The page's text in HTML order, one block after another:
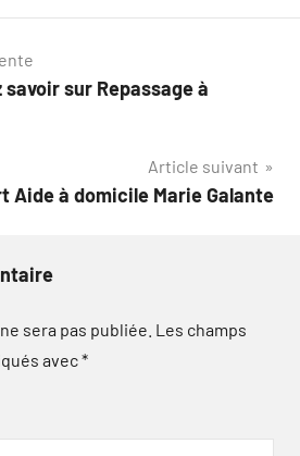
savoir sur Repassage à
Article suivant
Aide à domicile Marie Galante
sera pas publiée. Les champs
avec*